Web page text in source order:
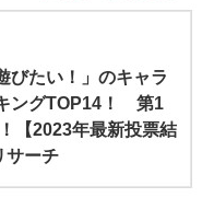
びたい！」のキャラ
ングTOP14！ 第1
【2023年最新投票結
サーチ